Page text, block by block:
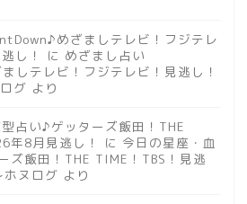
めざましテレビ！フジテレ
し！
に めざまし占い
しテレビ！フジテレビ！見逃し！
グ より
占い♪ゲッターズ飯田！THE
年8月見逃し！
に 今日の星座・血
ズ飯田！THE TIME！TBS！見逃
ヌログ より